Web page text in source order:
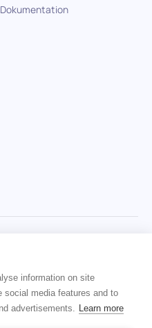
Dokumentation
information on site
social media features and to
advertisements. Learn more